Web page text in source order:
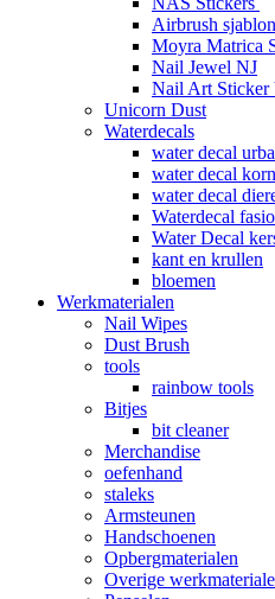
Airbrush
Moyra Matrica
Nail Jewel NJ
Nail Art Sticker
Unicorn Dust
Waterdecals
water decal
water decal
water decal
Waterdecal
Water Decal
kant en krullen
bloemen
Werkmaterialen
Nail Wipes
Dust Brush
tools
rainbow tools
Bitjes
bit cleaner
Merchandise
oefenhand
staleks
Armsteunen
Handschoenen
Opbergmaterialen
Overige